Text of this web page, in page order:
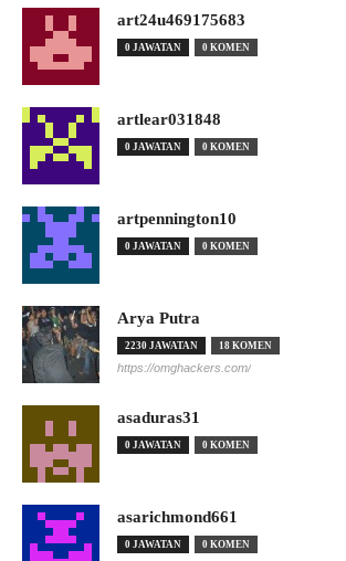
art24u469175683
0 JAWATAN 0 KOMEN
artlear031848
0 JAWATAN 0 KOMEN
artpennington10
0 JAWATAN 0 KOMEN
Arya Putra
2230 JAWATAN 18 KOMEN
https://omghackers.com/
asaduras31
0 JAWATAN 0 KOMEN
asarichmond661
0 JAWATAN 0 KOMEN